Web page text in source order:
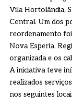
Vila Hortolândia,
Central. Um dos
reordenamento
Nova Esperia,
organizada e os
A iniciativa teve
realizados
nos seguintes